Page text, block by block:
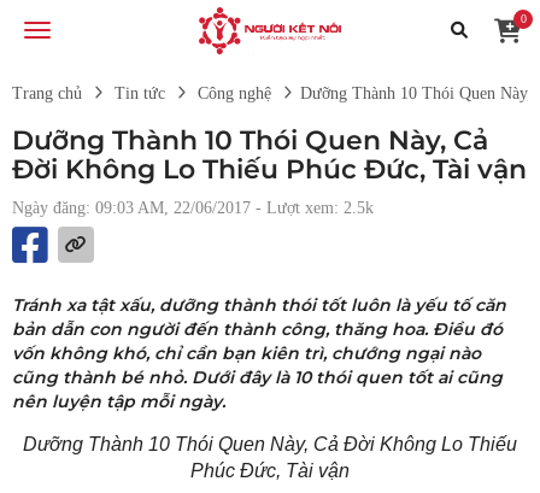
0
Trang chủ Tin tức Công nghệ Dưỡng Thành 10 Thói Quen
Dưỡng Thành 10 Thói Quen Này, Cả
Đời Không Lo Thiếu Phúc Đức, Tài vận
Ngày đăng: 09:03 AM, 22/06/2017 - Lượt xem: 2.5k
Tránh xa tật xấu, dưỡng thành thói tốt luôn là yếu tố căn
bản dẫn con người đến thành công, thăng hoa. Điều đó
vốn không khó, chỉ cần bạn kiên trì, chướng ngại nào
cũng thành bé nhỏ. Dưới đây là 10 thói quen tốt ai cũng
nên luyện tập mỗi ngày.
Dưỡng Thành 10 Thói Quen Này, Cả Đời Không Lo Thiếu
Phúc Đức, Tài vận